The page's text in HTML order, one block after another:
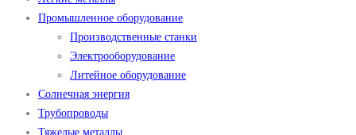
Промышленное оборудование
Производственные станки
Электрооборудование
Литейное оборудование
Солнечная энергия
Трубопроводы
Тяжелые металлы